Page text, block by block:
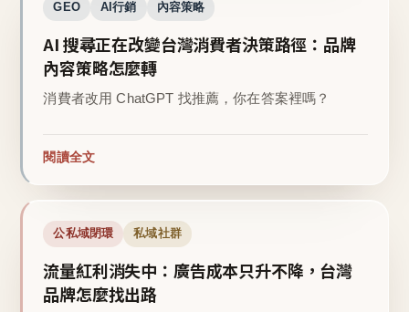
GEO AI行銷 內容策略
AI 搜尋正在改變台灣消費者決策路徑：品牌
內容策略怎麼轉
消費者改用 ChatGPT 找推薦，你在答案裡嗎？
閱讀全文
公私域閉環 私域社群
流量紅利消失中：廣告成本只升不降，台灣
品牌怎麼找出路